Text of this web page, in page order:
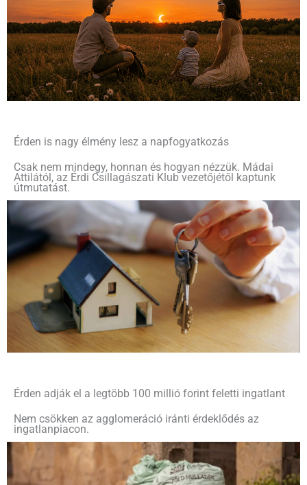
Érden is nagy élmény lesz a napfogyatkozás
Csak nem mindegy, honnan és hogyan nézzük. Mádai
Attilától, az Érdi Csillagászati Klub vezetőjétől kaptunk
útmutatást.
Érden adják el a legtöbb 100 millió forint feletti ingatlant
Nem csökken az agglomeráció iránti érdeklődés az
ingatlanpiacon.